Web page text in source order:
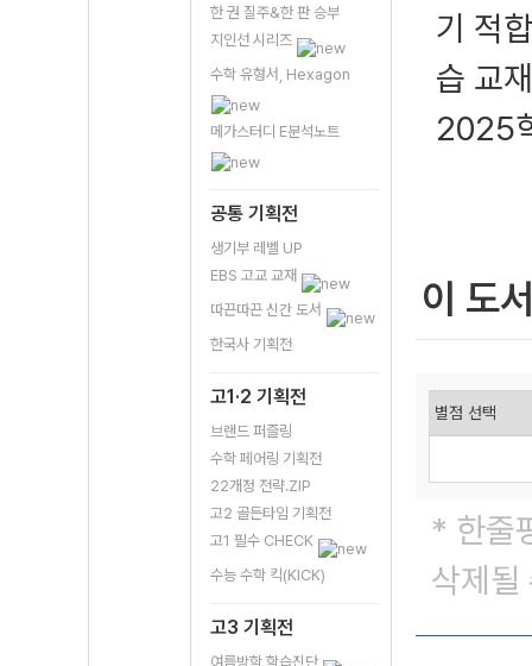
한 권 질주&한 판 승부
지인선 시리즈
수학 유형서, Hexagon
메가스터디 E분석노트
공통 기획전
생기부 레벨 UP
EBS 고교 교재
따끈따끈 신간 도서
한국사 기획전
고1·2 기획전
브랜드 퍼즐링
수학 페어링 기획전
22개정 전략.ZIP
고2 골든타임 기획전
고1 필수 CHECK
수능 수학 킥(KICK)
고3 기획전
여름방학 학습진단
기 적
습 교
2025
이 도
* 한줄
삭제될